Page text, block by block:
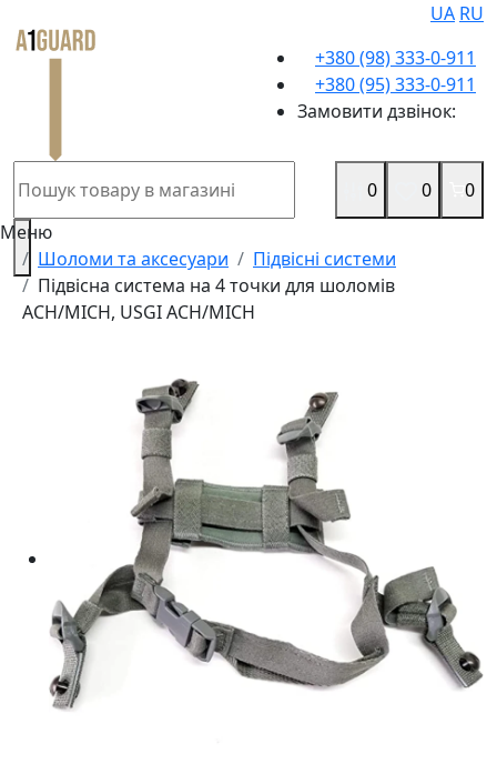
UA RU
+380 (98) 333-0-911
+380 (95) 333-0-911
Замовити дзвінок:
0 0
0
Меню
Шоломи та аксесуари
Підвісні системи
Підвісна система на 4 точки для шоломів
ACH/MICH, USGI ACH/MICH